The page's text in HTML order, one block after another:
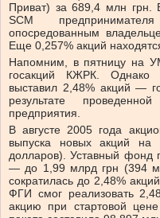
Приват) за 689,4 млн грн.
SCM
опосредованным
Еще 0,257% акций
Напомним, в пятницу на
госакций КЖРК. Однако
выставил 2,48% акций —
результате
предприятия.
В августе 2005 года
выпуска новых акций
долларов). Уставный фонд
— до 1,99 млрд грн (394
сократилась до 2,48%
ФГИ смог реализовать
акцию при стартовой